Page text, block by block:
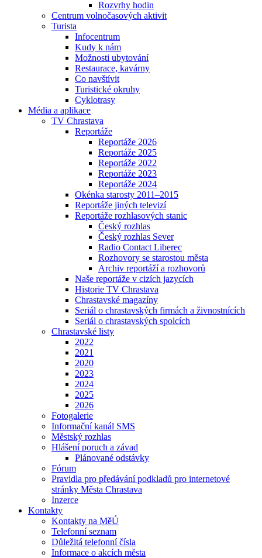
Rozvrhy hodin
Centrum volnočasových aktivit
Turista
Infocentrum
Kudy k nám
Možnosti ubytování
Restaurace, kavárny
Co navštívit
Turistické okruhy
Cyklotrasy
Média a aplikace
TV Chrastava
Reportáže
Reportáže 2026
Reportáže 2025
Reportáže 2022
Reportáže 2023
Reportáže 2024
Okénka starosty 2011–2015
Reportáže jiných televizí
Reportáže rozhlasových stanic
Český rozhlas
Český rozhlas Sever
Radio Contact Liberec
Rozhovory se starostou města
Archiv reportáží a rozhovorů
Naše reportáže v cizích jazycích
Historie TV Chrastava
Chrastavské magazíny
Seriál o chrastavských firmách a živnostnících
Seriál o chrastavských spolcích
Chrastavské listy
2022
2021
2020
2023
2024
2025
2026
Fotogalerie
Informační kanál SMS
Městský rozhlas
Hlášení poruch a závad
Plánované odstávky
Fórum
Pravidla pro předávání podkladů pro internetové
stránky Města Chrastava
Inzerce
Kontakty
Kontakty na MěÚ
Telefonní seznam
Důležitá telefonní čísla
Informace o akcích města